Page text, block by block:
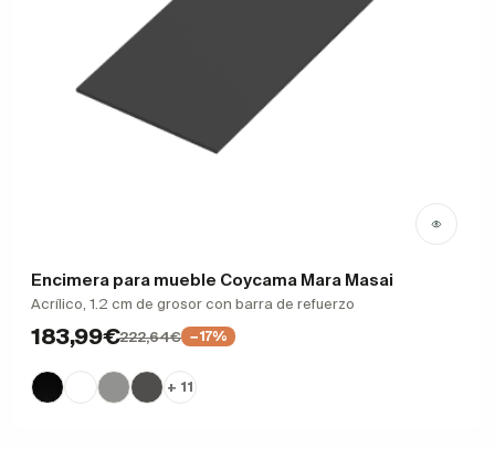
Encimera para mueble Coycama Mara Masai
Acrílico, 1.2 cm de grosor con barra de refuerzo
183,99€222,64€ −17%
+ 11